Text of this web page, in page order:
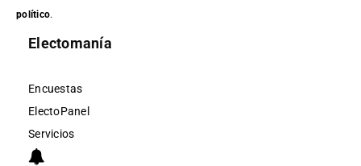
político.
Electomanía
Encuestas
ElectoPanel
Servicios